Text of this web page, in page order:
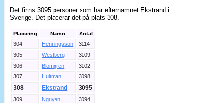
Det finns 3095 personer som har efternamnet Ekstrand i
Sverige. Det placerar det på plats 308.
Placering Namn
Antal
304
Henningsson
3114
305
Westberg
3109
306
Blomgren
3102
307
Hultman 3098
308 Ekstrand 3095
309 Nguyen
3094